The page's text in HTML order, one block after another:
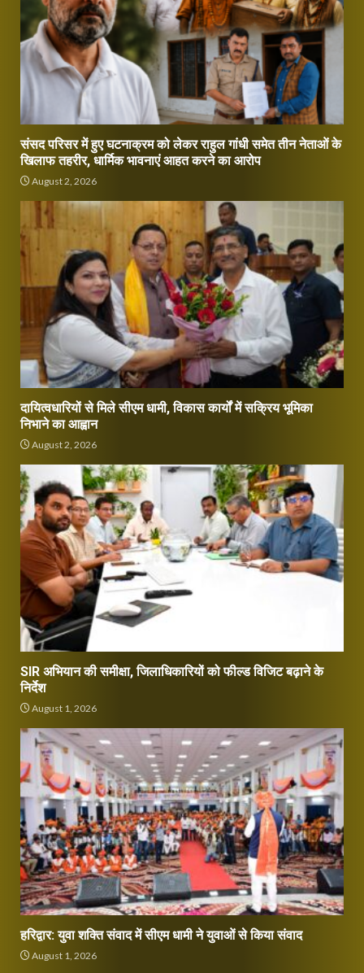
संसद परिसर में हुए घटनाक्रम को लेकर राहुल गांधी समेत तीन नेताओं के
खिलाफ तहरीर, धार्मिक भावनाएं आहत करने का आरोप
August 2, 2026
दायित्वधारियों से मिले सीएम धामी, विकास कार्यों में सक्रिय भूमिका
निभाने का आह्वान
August 2, 2026
SIR अभियान की समीक्षा, जिलाधिकारियों को फील्ड विजिट बढ़ाने के
निर्देश
August 1, 2026
हरिद्वार: युवा शक्ति संवाद में सीएम धामी ने युवाओं से किया संवाद
August 1, 2026